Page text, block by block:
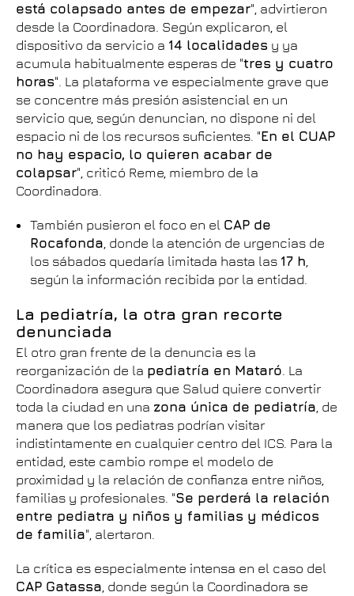
está colapsado antes de empezar", advirtieron
desde la Coordinadora. Según explicaron, el
dispositivo da servicio a 14 localidades y ya
acumula habitualmente esperas de "tres y cuatro
horas". La plataforma ve especialmente grave que
se concentre más presión asistencial en un
servicio que, según denuncian, no dispone ni del
espacio ni de los recursos suficientes. "En el CUAP
no hay espacio, lo quieren acabar de
colapsar", criticó Reme, miembro de la
Coordinadora.
También pusieron el foco en el CAP de
Rocafonda, donde la atención de urgencias de
los sábados quedaría limitada hasta las 17 h,
según la información recibida por la entidad.
La pediatría, la otra gran recorte
denunciada
El otro gran frente de la denuncia es la
reorganización de la pediatría en Mataró. La
Coordinadora asegura que Salud quiere convertir
toda la ciudad en una zona única de pediatría, de
manera que los pediatras podrían visitar
indistintamente en cualquier centro del ICS. Para la
entidad, este cambio rompe el modelo de
proximidad y la relación de confianza entre niños,
familias y profesionales. "Se perderá la relación
entre pediatra y niños y familias y médicos
de familia", alertaron.
La crítica es especialmente intensa en el caso del
CAP Gatassa, donde según la Coordinadora se